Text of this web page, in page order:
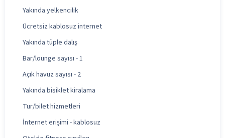
Yakında yelkencilik
Ücretsiz kablosuz internet
Yakında tüple dalış
Bar/lounge sayısı - 1
Açık havuz sayısı - 2
Yakında bisiklet kiralama
Tur/bilet hizmetleri
İnternet erişimi - kablosuz